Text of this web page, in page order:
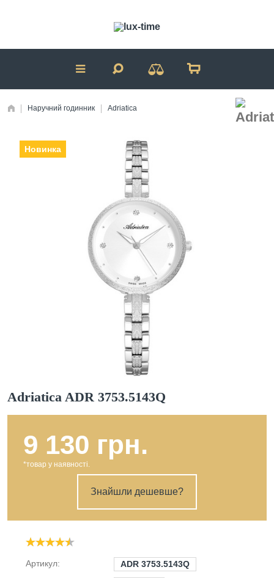
Наручний годинник Adriatica
Новинка
Adriatica ADR 3753.5143Q
9 130 грн.
*товар у наявності.
Знайшли дешевше?
Артикул:
ADR 3753.5143Q